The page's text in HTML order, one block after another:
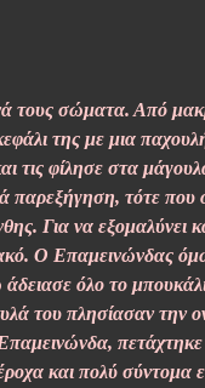
σώματα. Από
της με μια
τις φίλησε στα
τότε που
Για να
Ο Επαμεινώνδας
όλο το
του πλησίασαν την
και πολύ σύντομα